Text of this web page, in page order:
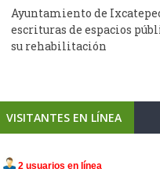
Ayuntamiento de
escrituras de espacios
su rehabilitación
VISITANTES EN LÍNEA